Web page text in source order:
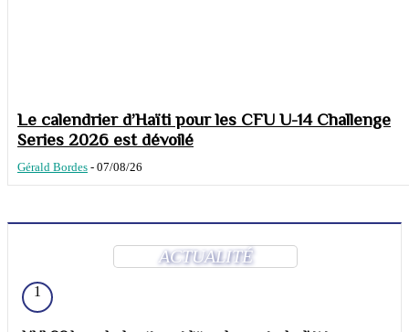
Le calendrier d’Haïti pour les CFU U-14 Challenge
Series 2026 est dévoilé
Gérald Bordes - 07/08/26
ACTUALITÉ
1